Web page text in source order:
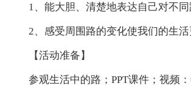
1、能大胆、清楚地表达自己对不同
2、感受周围路的变化使我们的生活
【活动准备】
参观生活中的路；PPT课件；视频